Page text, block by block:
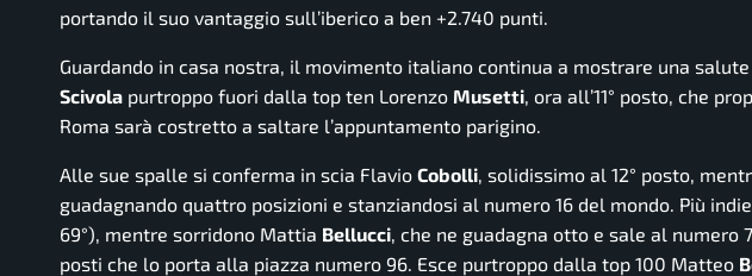
portando il suo vantaggio sull’iberico a ben +2.740 punti.
Guardando in casa nostra, il movimento italiano continua a mostrare una
Scivola purtroppo fuori dalla top ten Lorenzo Musetti , ora all’11° posto, che
Roma sarà costretto a saltare l’appuntamento parigino.
Alle sue spalle si conferma in scia Flavio Cobolli , solidissimo al 12° posto,
guadagnando quattro posizioni e stanziandosi al numero 16 del mondo. Più
69°), mentre sorridono Mattia Bellucci , che ne guadagna otto e sale al numero
posti che lo porta alla piazza numero 96. Esce purtroppo dalla top 100 Matteo